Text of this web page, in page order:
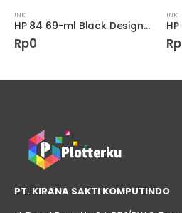
INK
HP 84 69-ml Black DesignJet Ink Cartridge
Rp0
INK
Rp
PT. KIRANA SAKTI KOMPUTINDO